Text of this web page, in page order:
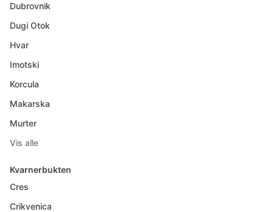
Dubrovnik
Dugi Otok
Hvar
Imotski
Korcula
Makarska
Murter
Vis alle
Kvarnerbukten
Cres
Crikvenica